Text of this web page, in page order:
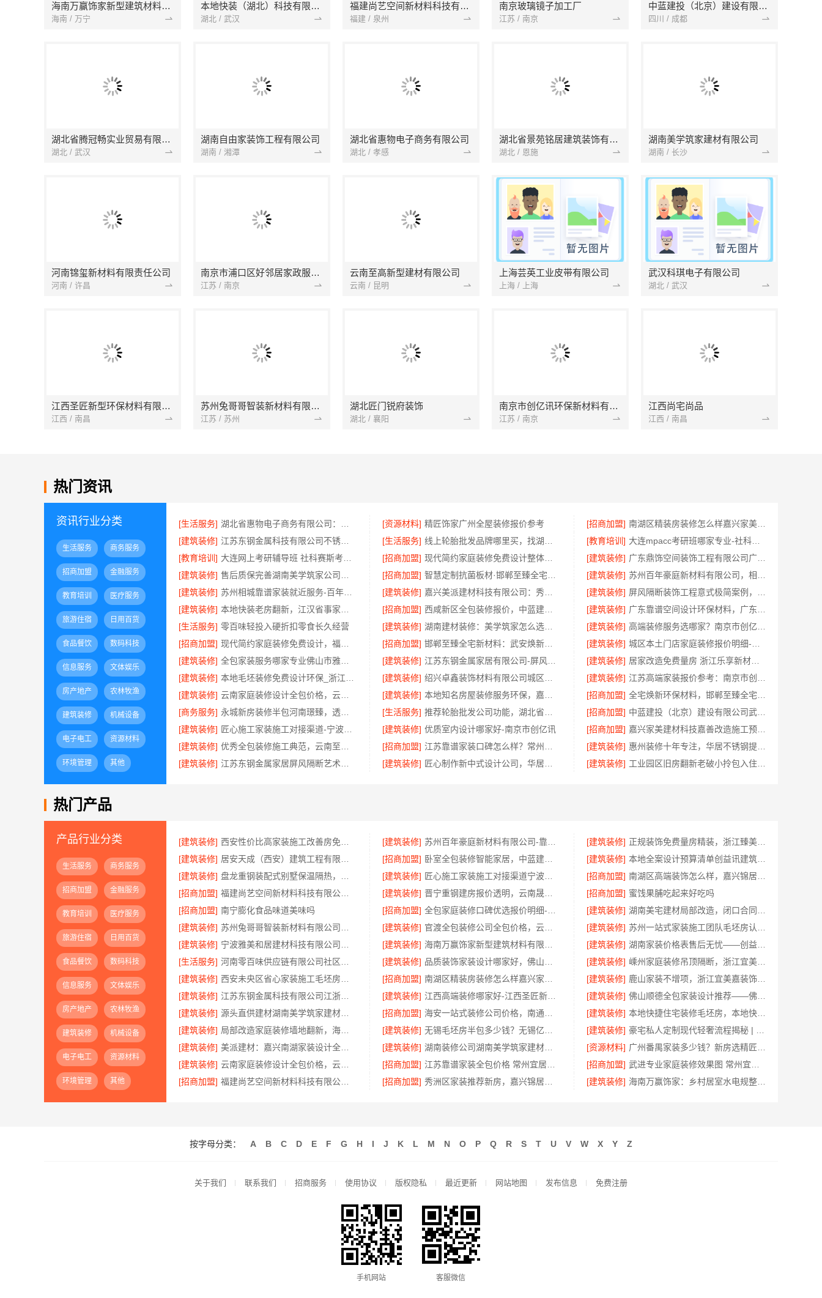
海南万赢饰家新型建筑材料有限公司
海南 / 万宁
本地快装（湖北）科技有限公司
湖北 / 武汉
福建尚艺空间新材料科技有限公司
福建 / 泉州
南京玻璃镜子加工厂
江苏 / 南京
中蓝建投（北京）建设有限公司四川第一分公司
四川 / 成都
湖北省腾冠畅实业贸易有限公司
湖北 / 武汉
湖南自由家装饰工程有限公司
湖南 / 湘潭
湖北省惠物电子商务有限公司
湖北 / 孝感
湖北省景苑铭居建筑装饰有限公司
湖北 / 恩施
湖南美学筑家建材有限公司
湖南 / 长沙
河南锦玺新材料有限责任公司
河南 / 许昌
南京市浦口区好邻居家政服务中心
江苏 / 南京
云南至高新型建材有限公司
云南 / 昆明
上海芸英工业皮带有限公司
上海 / 上海
武汉科琪电子有限公司
湖北 / 武汉
江西圣匠新型环保材料有限公司
江西 / 南昌
苏州兔哥哥智装新材料有限公司
江苏 / 苏州
湖北匠门锐府装饰
湖北 / 襄阳
南京市创亿讯环保新材料有限公司
江苏 / 南京
江西尚宅尚品
江西 / 南昌
热门资讯
资讯行业分类
生活服务 商务服务
招商加盟 金融服务
教育培训 医疗服务
旅游住宿 日用百货
食品餐饮 数码科技
信息服务 文体娱乐
房产地产 农林牧渔
建筑装修 机械设备
电子电工 资源材料
环境管理 其他
[生活服务] [资源材料] 精匠饰家广州全屋装修报价参考 [招商加盟]
南湖区精装房装修怎么样嘉兴家美建材科技有限公司帮您解答
[建筑装修]
[生活服务] [教育培训]
大连mpacc考研班哪家专业-社科赛斯
[教育培训]
[招商加盟] [建筑装修]
广东鼎饰空间装饰工程有限公司广州靠谱室内设计服务
[建筑装修]
[招商加盟] [建筑装修]
[建筑装修]
[建筑装修] [建筑装修]
[建筑装修]
[招商加盟] [建筑装修]
[生活服务] 零百味轻投入硬折扣零食长久经营 [建筑装修] [建筑装修]
[招商加盟]
[招商加盟] [建筑装修]
[建筑装修]
[建筑装修] [建筑装修]
居家改造免费量房 浙江乐享新材料有限公司
[建筑装修]
[建筑装修] [建筑装修]
[建筑装修]
[建筑装修] [招商加盟]
[商务服务]
[生活服务] [招商加盟]
中蓝建投（北京）建设有限公司武功分公司-卧室改造智能家居
[建筑装修]
[建筑装修] 优质室内设计哪家好-南京市创亿讯 [招商加盟]
嘉兴家美建材科技嘉善改造施工预算透明
[建筑装修]
[招商加盟] [建筑装修]
[建筑装修]
[建筑装修] [建筑装修] 工业园区旧房翻新老破小拎包入住 苏州兔哥哥智装新材料有限公司
热门产品
产品行业分类
生活服务 商务服务
招商加盟 金融服务
教育培训 医疗服务
旅游住宿 日用百货
食品餐饮 数码科技
信息服务 文体娱乐
房产地产 农林牧渔
建筑装修 机械设备
电子电工 资源材料
环境管理 其他
[建筑装修] [建筑装修] [建筑装修]
正规装饰免费量房精装，浙江臻美新型建材有限公司贴心服务
[建筑装修]
[招商加盟] [建筑装修]
本地全案设计预算清单创益讯建筑-湖南创益讯建筑有限公司
[建筑装修]
[建筑装修] [招商加盟]
[招商加盟]
[建筑装修] [招商加盟] 蜜饯果脯吃起来好吃吗
[招商加盟] 南宁膨化食品味道美味吗 [招商加盟] [建筑装修]
[建筑装修]
[建筑装修] [建筑装修]
[建筑装修]
[建筑装修] [建筑装修]
[生活服务]
[建筑装修] [建筑装修]
嵊州家庭装修吊顶隔断，浙江宜美嘉装饰专业施工
[建筑装修]
[招商加盟] [建筑装修]
鹿山家装不增项，浙江宜美嘉装饰工程有限公司让您装修无忧
[建筑装修]
[建筑装修] [建筑装修]
佛山顺德全包家装设计推荐——佛山市雅居美家装饰省心省力
[建筑装修]
[招商加盟] [建筑装修]
本地快捷住宅装修毛坯房，本地快装（湖北）科技有限公司专业交付
[建筑装修]
[建筑装修] [建筑装修]
[建筑装修]
[建筑装修] [资源材料]
[建筑装修]
[招商加盟] [招商加盟]
[招商加盟]
[招商加盟] [建筑装修] 海南万赢饰家：乡村居室水电规整标准化施工
按字母分类： A B C D E F G H I J K L M N O P Q R S T U V W X Y Z
关于我们 联系我们 招商服务 使用协议 版权隐私 最近更新 网站地图 发布信息 免费注册
手机网站 客服微信